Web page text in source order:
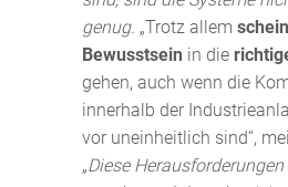
genug. „Trotz allem
Bewusstsein in die
gehen, auch wenn die
innerhalb der
vor uneinheitlich sind“,
„Diese